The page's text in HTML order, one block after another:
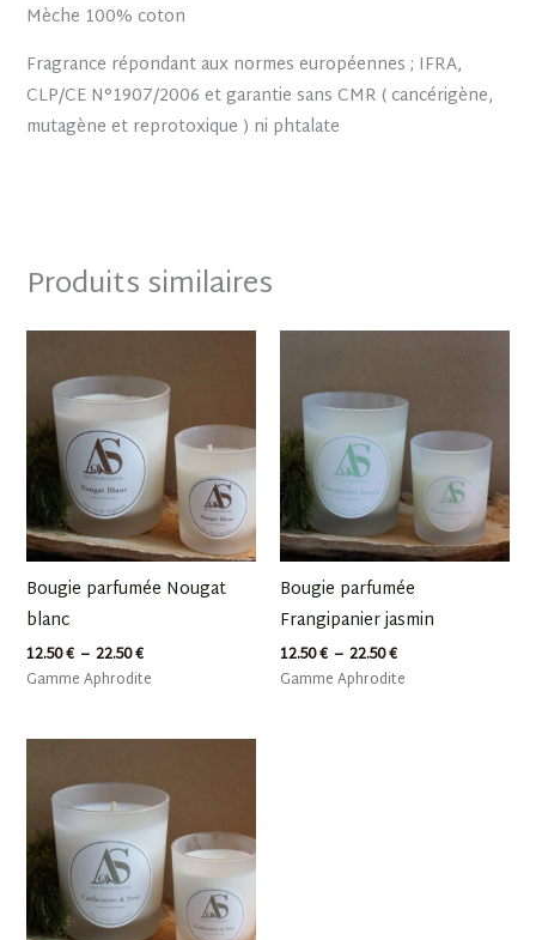
Mèche 100% coton
Fragrance répondant aux normes européennes ; IFRA,
CLP/CE N°1907/2006 et garantie sans CMR ( cancérigène,
mutagène et reprotoxique ) ni phtalate
Produits similaires
Bougie parfumée Nougat
blanc
12.50€ – 22.50€
Plage
prix :
12.50 €
à
22.50 €
Gamme Aphrodite
Bougie parfumée
Frangipanier jasmin
12.50€ – 22.50€
Plage
12.50 €
à
22.50 €
Gamme Aphrodite
Plage
prix :
12.50 €
à
22.50 €